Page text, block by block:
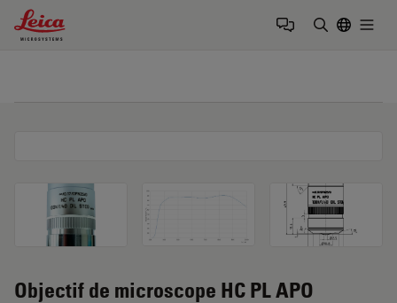
Leica Microsystems Logo
Objectif de microscope HC PL APO